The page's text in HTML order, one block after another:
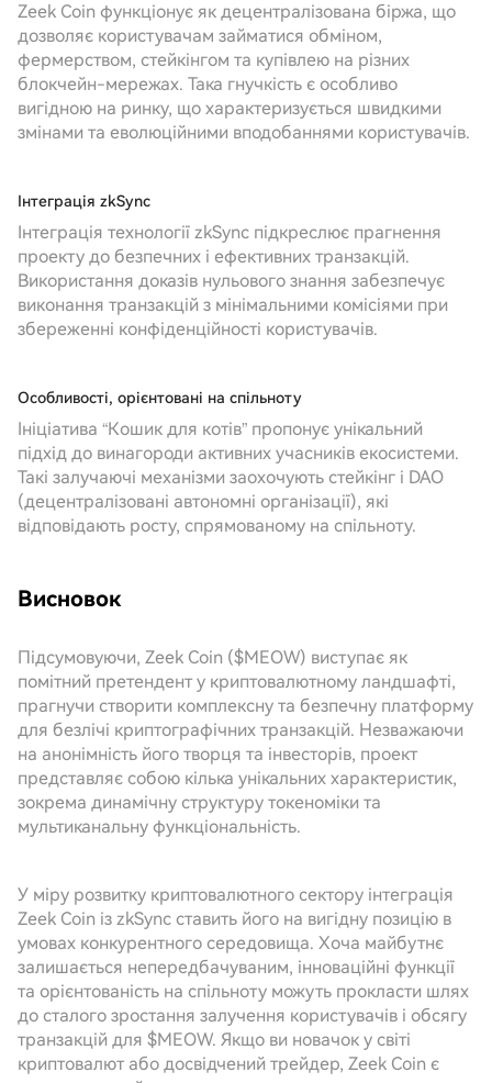
Zeek Coin функціонує як децентралізована біржа, що
дозволяє користувачам займатися обміном,
фермерством, стейкінгом та купівлею на різних
блокчейн-мережах. Така гнучкість є особливо
вигідною на ринку, що характеризується швидкими
змінами та еволюційними вподобаннями користувачів.
Інтеграція zkSync
Інтеграція технології zkSync підкреслює прагнення
проекту до безпечних і ефективних транзакцій.
Використання доказів нульового знання забезпечує
виконання транзакцій з мінімальними комісіями при
збереженні конфіденційності користувачів.
Особливості, орієнтовані на спільноту
Ініціатива “Кошик для котів” пропонує унікальний
підхід до винагороди активних учасників екосистеми.
Такі залучаючі механізми заохочують стейкінг і DAO
(децентралізовані автономні організації), які
відповідають росту, спрямованому на спільноту.
Висновок
Підсумовуючи, Zeek Coin ($MEOW) виступає як
помітний претендент у криптовалютному ландшафті,
прагнучи створити комплексну та безпечну платформу
для безлічі криптографічних транзакцій. Незважаючи
на анонімність його творця та інвесторів, проект
представляє собою кілька унікальних характеристик,
зокрема динамічну структуру токеноміки та
мультиканальну функціональність.
У міру розвитку криптовалютного сектору інтеграція
Zeek Coin із zkSync ставить його на вигідну позицію в
умовах конкурентного середовища. Хоча майбутнє
залишається непередбачуваним, інноваційні функції
та орієнтованість на спільноту можуть прокласти шлях
до сталого зростання залучення користувачів і обсягу
транзакцій для $MEOW. Якщо ви новачок у світі
криптовалют або досвідчений трейдер, Zeek Coin є